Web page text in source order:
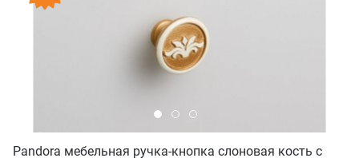
Pandora мебельная ручка-кнопка слоновая кость с